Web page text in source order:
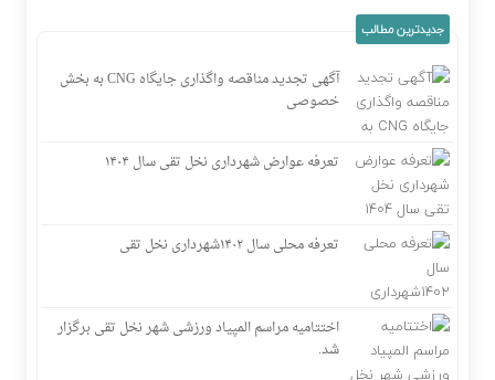
جدیدترین مطالب
آگهی تجدید مناقصه واگذاری جایگاه CNG به بخش
خصوصی
تعرفه عوارض شهرداری نخل تقی سال ۱۴۰۴
تعرفه محلی سال ۱۴۰۲شهرداری نخل تقی
اختتامیه مراسم المپیاد ورزشی شهر نخل تقی برگزار
شد.